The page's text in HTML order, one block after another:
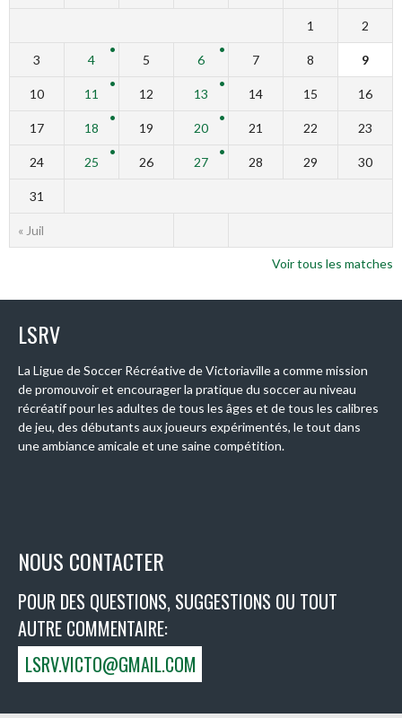
« Juil
1 2
3 4 5 6 7 8 9
10 11 12 13 14 15 16
17 18 19 20 21 22 23
24 25 26 27 28 29 30
31
Voir tous les matches
LSRV
La Ligue de Soccer Récréative de Victoriaville a comme mission
de promouvoir et encourager la pratique du soccer au niveau
récréatif pour les adultes de tous les âges et de tous les calibres
de jeu, des débutants aux joueurs expérimentés, le tout dans
une ambiance amicale et une saine compétition.
NOUS CONTACTER
POUR DES QUESTIONS, SUGGESTIONS OU TOUT
AUTRE COMMENTAIRE:
LSRV.VICTO@GMAIL.COM